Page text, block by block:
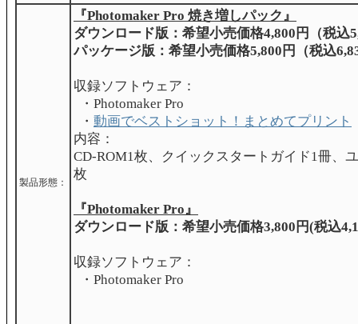
製品形態：
『Photomaker Pro 焼き増しパック』
ダウンロード版：希望小売価格4,800円（税込
パッケージ版：希望小売価格5,800円（税込
収録ソフトウェア：
・Photomaker Pro
・ 動画でベストショット！まとめてプリント
内容：
CD-ROM1枚、クイックスタートガイド1冊、
枚
『Photomaker Pro』
ダウンロード版：希望小売価格3,800円(税込
収録ソフトウェア：
・Photomaker Pro